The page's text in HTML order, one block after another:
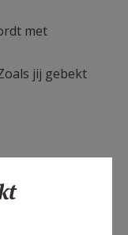
met
jij gebekt